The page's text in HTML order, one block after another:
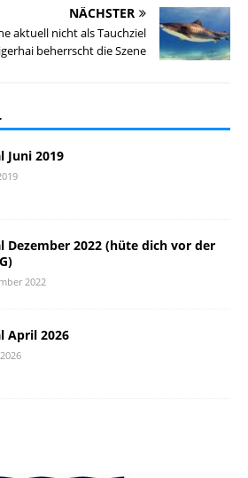
NÄCHSTER
aktuell nicht als Tauchziel
beherrscht die Szene
Juni 2019
Dezember 2022 (hüte dich vor der
2022
April 2026